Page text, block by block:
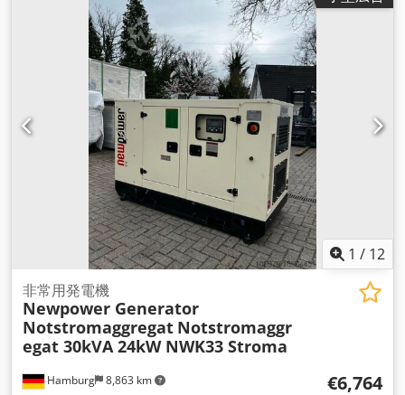
ケット、FI 保護回路ブレーカーが完備されています。 技術デー
タ: モデル: NWK120 防音機能付き非常用発電機 ファウデモー
ターニューパワー発電機 エンジン: Fawde CA6DF2D-14D、4気
筒、水冷 発電機: Newpower NW/N120 連続電力: 80 kW / 100
kVA 最大出力: 89kW / 120kVA 接続: 4P回路ブレーカー、 1x5P
125A、1x5P 63A、1x5P 32A-、2x5P 16A-、2x2P 16A 250Vソ
ケット 周波数: 50 Hz 電圧: 400/230 V 回転数: 1500rpm コント
ロール: Comap IL4 AMF8 寸法（長さx幅x高さ）：
2970x1120x1310 mm 重量: 1609 kg 騒音レベル（7m）：約
81dB ディーゼルタンク：280L（外部タンク接続可能） 100%
負荷約19.2l/h 75%負荷 約14.6l/h 50%負荷 約9.8l/h 追加費用
250A自動スイッチ: € 1285.20 400A自動スイッチ: € 2665.60
発送: Dwjdpfx Alsvxfkmeisa - 追加料金で荷降ろしを含む世界
中への輸送が可能です - 正確な運賃をお知らせするには、お客
様の詳細と住所を記載したリクエストをお送りください。
1 / 12
Hamburg 8,863 km
非常用発電機
Newpower Generator
Notstromaggregat Notstromaggr
egat 30kVA 24kW NWK33 Stroma
€6,764